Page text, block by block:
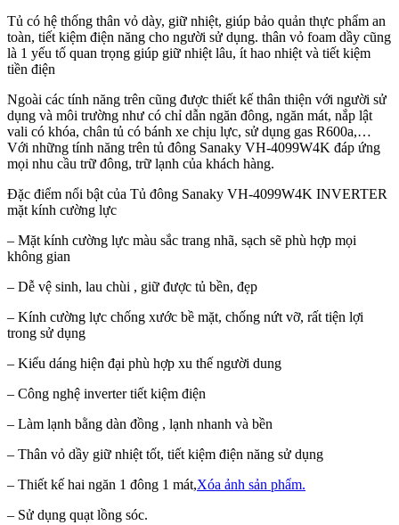
Tủ có hệ thống thân vỏ dày, giữ nhiệt, giúp bảo quản thực phẩm an
toàn, tiết kiệm điện năng cho người sử dụng. thân vỏ foam dầy cũng
là 1 yếu tố quan trọng giúp giữ nhiệt lâu, ít hao nhiệt và tiết kiệm
tiền điện
Ngoài các tính năng trên cũng được thiết kế thân thiện với người sử
dụng và môi trường như có chỉ dẫn ngăn đông, ngăn mát, nắp lật
vali có khóa, chân tủ có bánh xe chịu lực, sử dụng gas R600a,…
Với những tính năng trên tủ đông Sanaky VH-4099W4K đáp ứng
mọi nhu cầu trữ đông, trữ lạnh của khách hàng.
Đặc điểm nổi bật của Tủ đông Sanaky VH-4099W4K INVERTER
mặt kính cường lực
– Mặt kính cường lực màu sắc trang nhã, sạch sẽ phù hợp mọi
không gian
– Dễ vệ sinh, lau chùi , giữ được tủ bền, đẹp
– Kính cường lực chống xước bề mặt, chống nứt vỡ, rất tiện lợi
trong sử dụng
– Kiểu dáng hiện đại phù hợp xu thế người dung
– Công nghệ inverter tiết kiệm điện
– Làm lạnh bằng dàn đồng , lạnh nhanh và bền
– Thân vỏ dầy giữ nhiệt tốt, tiết kiệm điện năng sử dụng
– Thiết kế hai ngăn 1 đông 1 mát,Xóa ảnh sản phẩm.
– Sử dụng quạt lồng sóc.